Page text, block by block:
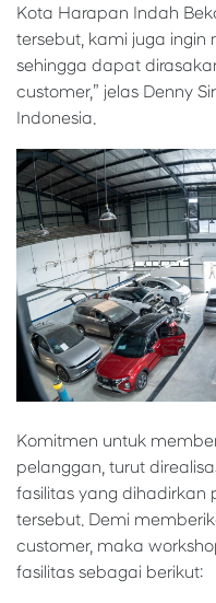
Kota Harapan Indah
tersebut, kami juga
sehingga dapat
customer,” jelas Denny
Indonesia.
Komitmen untuk
pelanggan, turut
fasilitas yang
tersebut. Demi
customer, maka
fasilitas sebagai berikut: